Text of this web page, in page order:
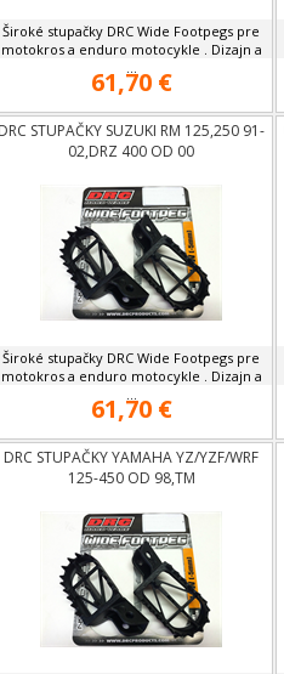
Široké stupačky DRC Wide Footpegs pre
motokros a enduro motocykle . Dizajn a
...
61,70 €
DRC STUPAČKY SUZUKI RM 125,250 91-
02,DRZ 400 OD 00
Široké stupačky DRC Wide Footpegs pre
motokros a enduro motocykle . Dizajn a
...
61,70 €
DRC STUPAČKY YAMAHA YZ/YZF/WRF
125-450 OD 98,TM